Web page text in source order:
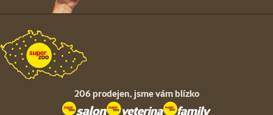
206 prodejen, jsme vám blízko